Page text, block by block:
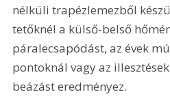
nélküli trapézlemezből
tetőknél a külső-belső
páralecsapódást, az évek
pontoknál vagy az
beázást eredményez.